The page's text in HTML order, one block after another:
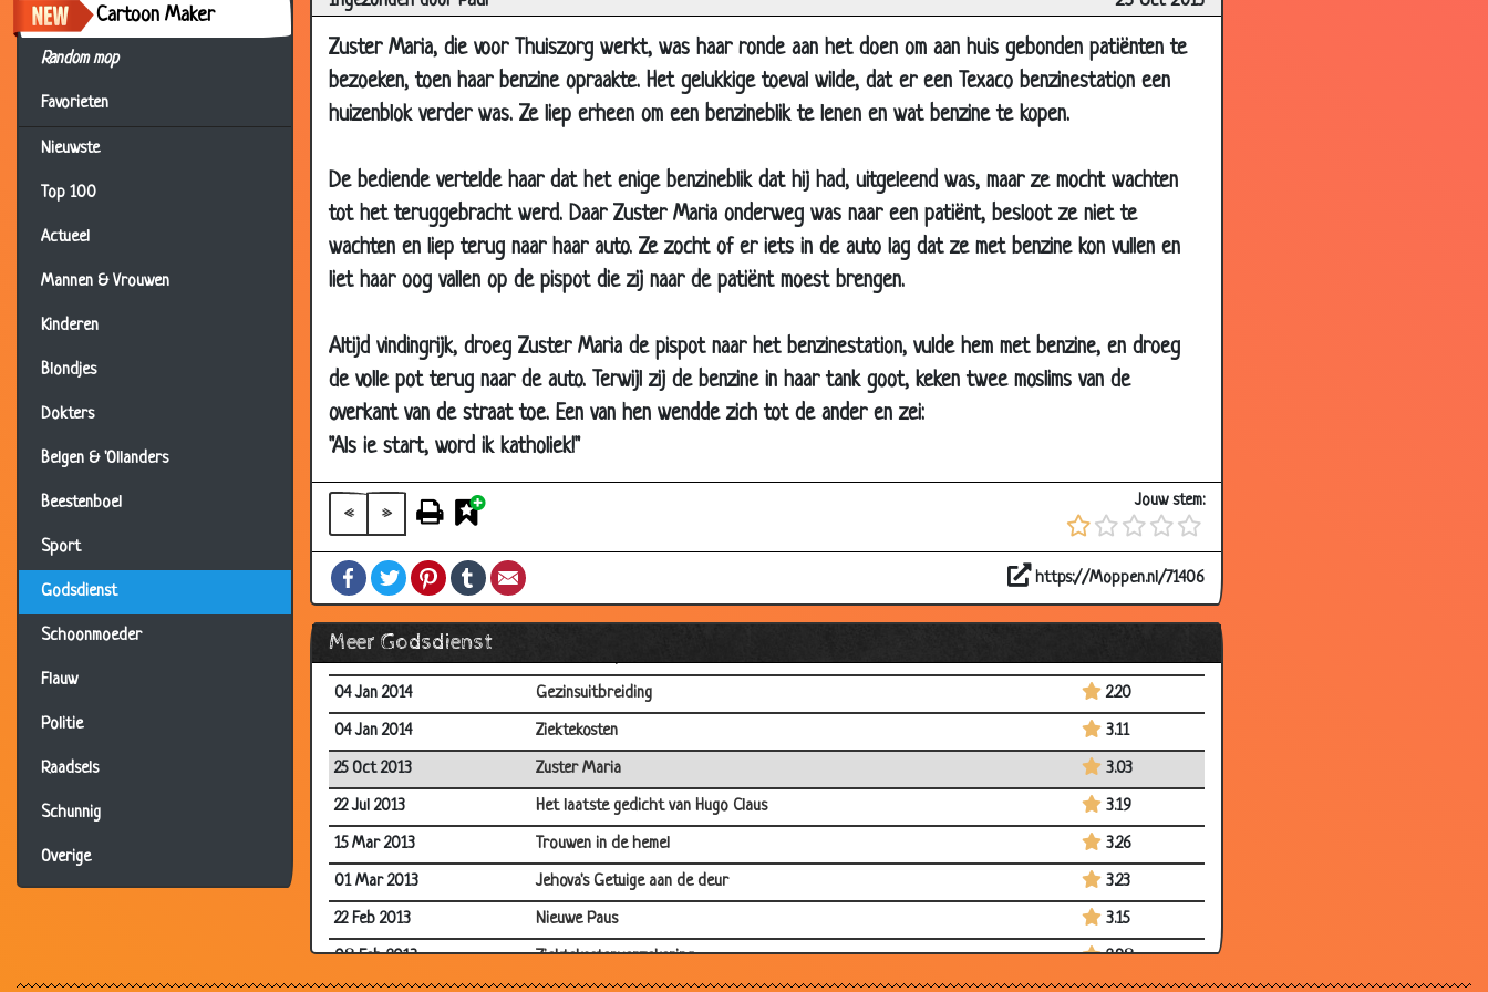
Cartoon Maker
Random mop
Favorieten
Nieuwste
Top 100
Actueel
Mannen & Vrouwen
Kinderen
Blondjes
Dokters
Belgen & 'Ollanders
Beestenboel
Sport
Godsdienst
Schoonmoeder
Flauw
Politie
Raadsels
Schunnig
Overige
Zuster Maria, die voor Thuiszorg werkt, was haar ronde aan het doen om aan huis gebonden patiënten te
bezoeken, toen haar benzine opraakte. Het gelukkige toeval wilde, dat er een Texaco benzinestation een
huizenblok verder was. Ze liep erheen om een benzineblik te lenen en wat benzine te kopen.
De bediende vertelde haar dat het enige benzineblik dat hij had, uitgeleend was, maar ze mocht wachten
tot het teruggebracht werd. Daar Zuster Maria onderweg was naar een patiënt, besloot ze niet te
wachten en liep terug naar haar auto. Ze zocht of er iets in de auto lag dat ze met benzine kon vullen en
liet haar oog vallen op de pispot die zij naar de patiënt moest brengen.
Altijd vindingrijk, droeg Zuster Maria de pispot naar het benzinestation, vulde hem met benzine, en droeg
de volle pot terug naar de auto. Terwijl zij de benzine in haar tank goot, keken twee moslims van de
overkant van de straat toe. Een van hen wendde zich tot de ander en zei:
"Als ie start, word ik katholiek!"
« »
Jouw stem:
FacebookTwitterPinterestTumblr https://Moppen.nl/71406
Meer Godsdienst
12 Jul 2019
Overal
1.58
15 Mar 2019
Non
2.87
01 Jan 2019
André van Duin - Pater op politiebureau
2.98
Klacht
11 May 2018
Collecte
2.98
16 Mar 2018
Atheïst
2.75
26 Nov 2017
Waarzegsters
2.79
13 Dec 2016
De Hemel
08 Jun 2016
Hemelpoort
2.99
03 Dec 2014
Vleselijke bekoring
3.07
19 Aug 2014
19 Feb 2014
2.88
19 Feb 2014
De Paus en zijn chauffeur
3.18
04 Jan 2014
Gezinsuitbreiding
2.20
04 Jan 2014
Ziektekosten
3.11
25 Oct 2013
Zuster Maria
3.03
22 Jul 2013
Het laatste gedicht van Hugo Claus
3.19
15 Mar 2013
Trouwen in de hemel
3.26
01 Mar 2013
Jehova's Getuige aan de deur
3.23
22 Feb 2013
Nieuwe Paus
3.15
08 Feb 2013
Ziektekostenverzekering
2.98